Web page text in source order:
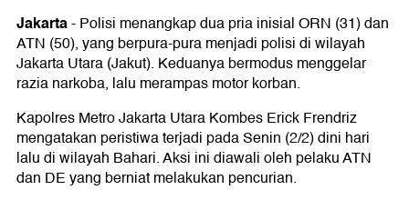
Jakarta-Polisi menangkap dua pria inisial ORN (31) dan
ATN (50), yang berpura-pura menjadi polisi di wilayah
Jakarta Utara (Jakut). Keduanya bermodus menggelar
razia narkoba, lalu merampas motor korban.
Kapolres Metro Jakarta Utara Kombes Erick Frendriz
mengatakan peristiwa terjadi pada Senin (2/2) dini hari
lalu di wilayah Bahari. Aksi ini diawali oleh pelaku ATN
dan DE yang berniat melakukan pencurian.